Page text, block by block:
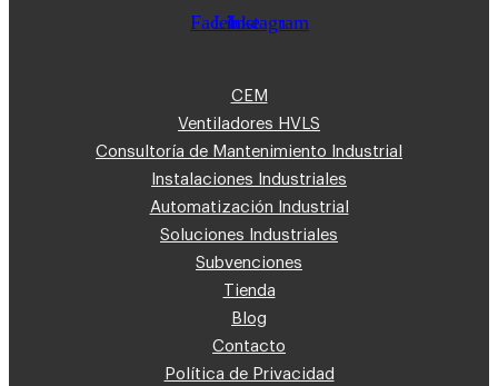
Facebook
Linkedin
Instagram
CEM
Ventiladores HVLS
Consultoría de Mantenimiento Industrial
Instalaciones Industriales
Automatización Industrial
Soluciones Industriales
Subvenciones
Tienda
Blog
Contacto
Política de Privacidad